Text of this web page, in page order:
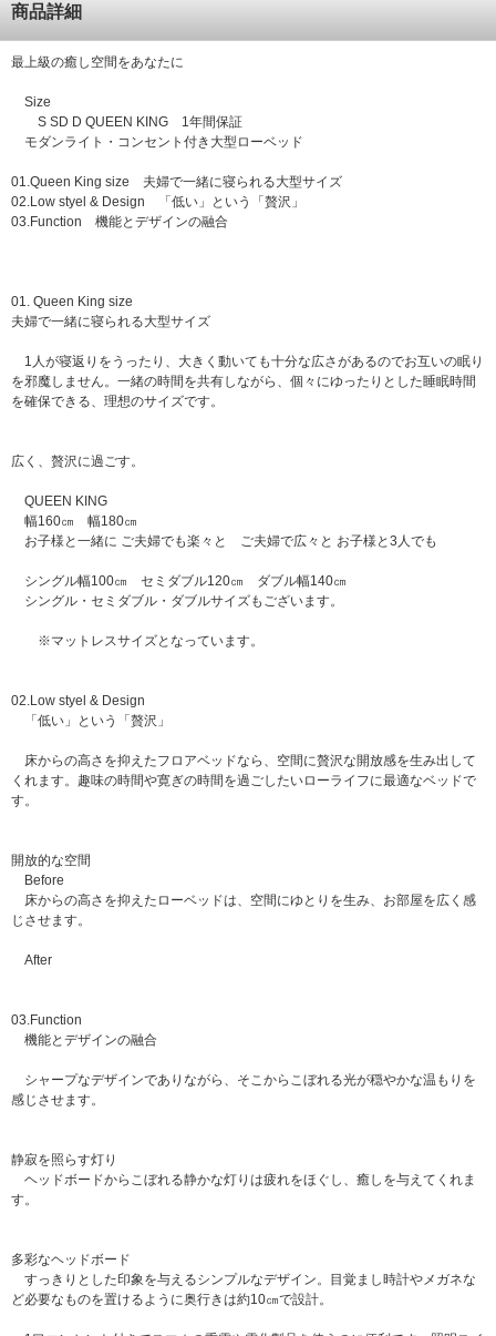
商品詳細
最上級の癒し空間をあなたに
Size
S SD D QUEEN KING 1年間保証
モダンライト・コンセント付き大型ローベッド
01.Queen King size 夫婦で一緒に寝られる大型サイズ
02.Low styel & Design 「低い」という「贅沢」
03.Function 機能とデザインの融合
01. Queen King size
夫婦で一緒に寝られる大型サイズ
1人が寝返りをうったり、大きく動いても十分な広さがあるのでお互いの眠り
を邪魔しません。一緒の時間を共有しながら、個々にゆったりとした睡眠時間
を確保できる、理想のサイズです。
広く、贅沢に過ごす。
QUEEN KING
幅160㎝ 幅180㎝
お子様と一緒に ご夫婦でも楽々と ご夫婦で広々と お子様と3人でも
シングル幅100㎝ セミダブル120㎝ ダブル幅140㎝
シングル・セミダブル・ダブルサイズもございます。
※マットレスサイズとなっています。
02.Low styel & Design
「低い」という「贅沢」
床からの高さを抑えたフロアベッドなら、空間に贅沢な開放感を生み出して
くれます。趣味の時間や寛ぎの時間を過ごしたいローライフに最適なベッドで
す。
開放的な空間
Before
床からの高さを抑えたローベッドは、空間にゆとりを生み、お部屋を広く感
じさせます。
After
03.Function
機能とデザインの融合
シャープなデザインでありながら、そこからこぼれる光が穏やかな温もりを
感じさせます。
静寂を照らす灯り
ヘッドボードからこぼれる静かな灯りは疲れをほぐし、癒しを与えてくれま
す。
多彩なヘッドボード
すっきりとした印象を与えるシンプルなデザイン。目覚まし時計やメガネな
ど必要なものを置けるように奥行きは約10㎝で設計。